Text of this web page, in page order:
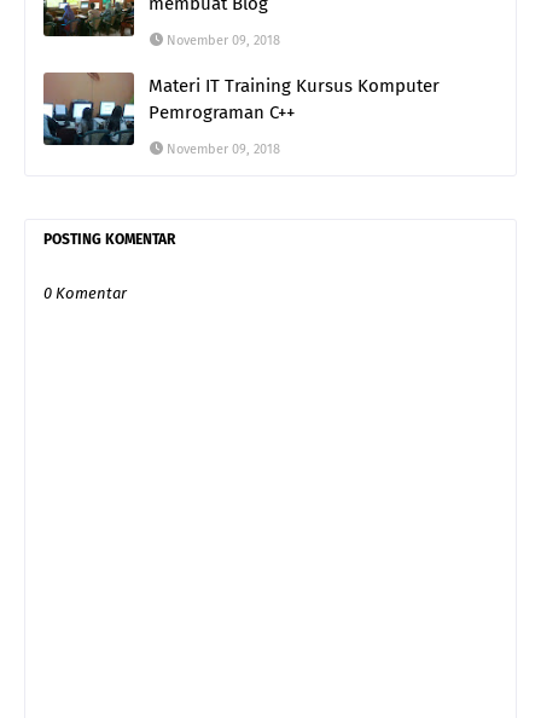
November 09, 2018
Materi IT Training Kursus Komputer
Pemrograman C++
November 09, 2018
POSTING KOMENTAR
0 Komentar